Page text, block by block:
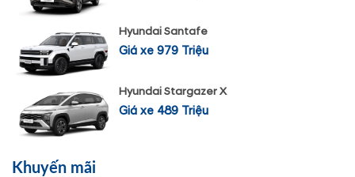
Hyundai Santafe
Giá xe 979 Triệu
Hyundai Stargazer X
Giá xe 489 Triệu
Khuyến mãi